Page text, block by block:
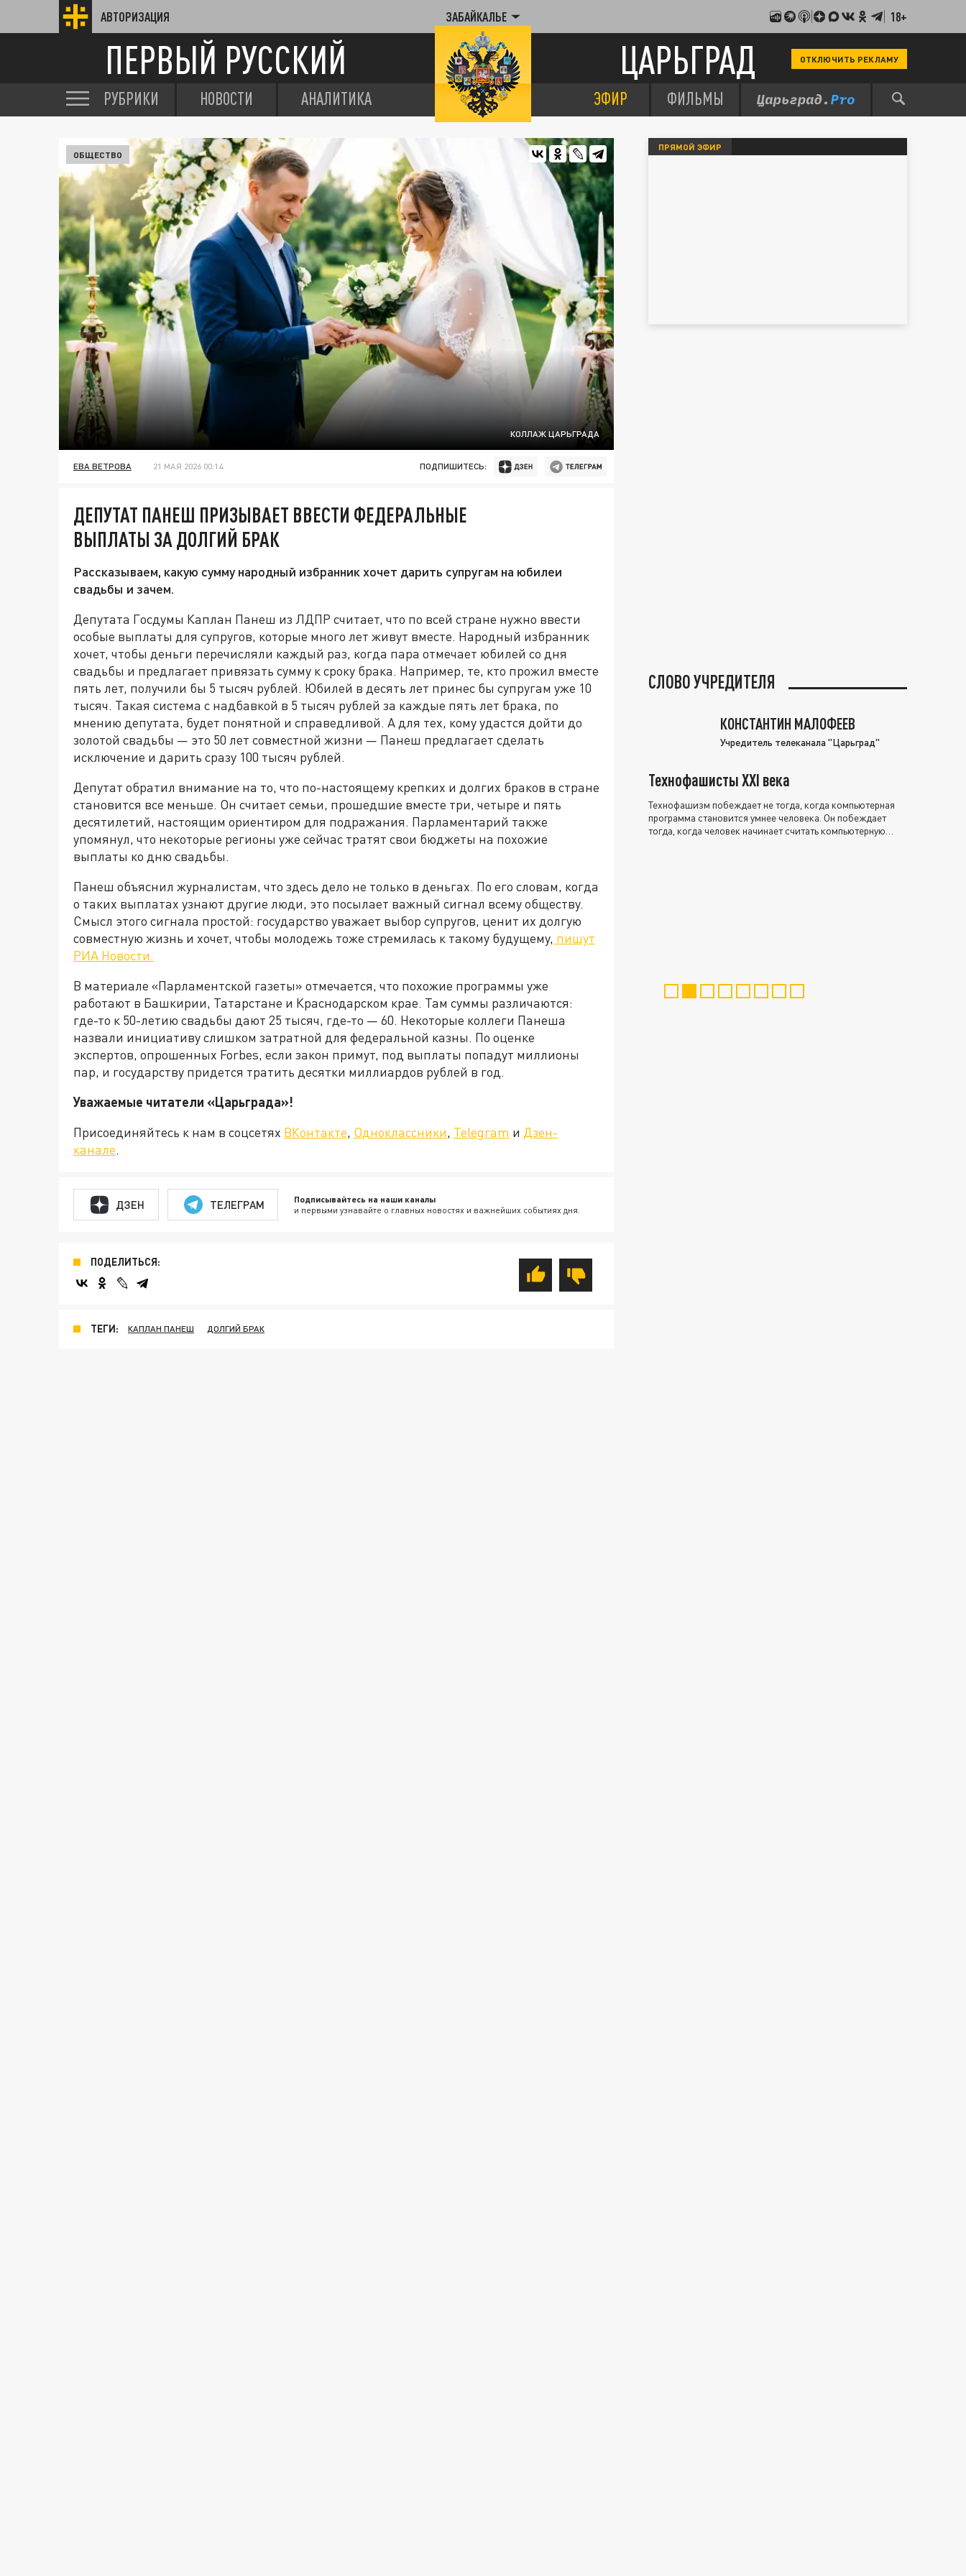
АВТОРИЗАЦИЯ ЗАБАЙКАЛЬЕ 18+
ПЕРВЫЙ РУССКИЙ ЦАРЬГРАД ОТКЛЮЧИТЬ РЕКЛАМУ
РУБРИКИ НОВОСТИ АНАЛИТИКА ЭФИР ФИЛЬМЫ
КОЛЛАЖ ЦАРЬГРАДА
ОБЩЕСТВО
ЕВА ВЕТРОВА 21 МАЯ 2026 00:14 ПОДПИШИТЕСЬ:
ДЕПУТАТ ПАНЕШ ПРИЗЫВАЕТ ВВЕСТИ ФЕДЕРАЛЬНЫЕ
ВЫПЛАТЫ ЗА ДОЛГИЙ БРАК
Рассказываем, какую сумму народный избранник хочет дарить супругам на юбилеи
свадьбы и зачем.
Депутата Госдумы Каплан Панеш из ЛДПР считает, что по всей стране нужно ввести
особые выплаты для супругов, которые много лет живут вместе. Народный избранник
хочет, чтобы деньги перечисляли каждый раз, когда пара отмечает юбилей со дня
свадьбы и предлагает привязать сумму к сроку брака. Например, те, кто прожил вместе
пять лет, получили бы 5 тысяч рублей. Юбилей в десять лет принес бы супругам уже 10
тысяч. Такая система с надбавкой в 5 тысяч рублей за каждые пять лет брака, по
мнению депутата, будет понятной и справедливой. А для тех, кому удастся дойти до
золотой свадьбы — это 50 лет совместной жизни — Панеш предлагает сделать
исключение и дарить сразу 100 тысяч рублей.
Депутат обратил внимание на то, что по-настоящему крепких и долгих браков в стране
становится все меньше. Он считает семьи, прошедшие вместе три, четыре и пять
десятилетий, настоящим ориентиром для подражания. Парламентарий также
упомянул, что некоторые регионы уже сейчас тратят свои бюджеты на похожие
выплаты ко дню свадьбы.
Панеш объяснил журналистам, что здесь дело не только в деньгах. По его словам, когда
о таких выплатах узнают другие люди, это посылает важный сигнал всему обществу.
Смысл этого сигнала простой: государство уважает выбор супругов, ценит их долгую
совместную жизнь и хочет, чтобы молодежь тоже стремилась к такому будущему, пишут
РИА Новости.
В материале «Парламентской газеты» отмечается, что похожие программы уже
работают в Башкирии, Татарстане и Краснодарском крае. Там суммы различаются:
где-то к 50-летию свадьбы дают 25 тысяч, где-то — 60. Некоторые коллеги Панеша
назвали инициативу слишком затратной для федеральной казны. По оценке
экспертов, опрошенных Forbes, если закон примут, под выплаты попадут миллионы
пар, и государству придется тратить десятки миллиардов рублей в год.
Уважаемые читатели «Царьграда»!
Присоединяйтесь к нам в соцсетях ВКонтакте, Одноклассники, Telegram и Дзен-
канале.
ДЗЕН ТЕЛЕГРАМ Подписывайтесь на наши каналы
и первыми узнавайте о главных новостях и важнейших событиях дня.
ПОДЕЛИТЬСЯ:
ТЕГИ: КАПЛАН ПАНЕШ ДОЛГИЙ БРАК
ПРЯМОЙ ЭФИР
СЛОВО УЧРЕДИТЕЛЯ
КОНСТАНТИН МАЛОФЕЕВ
Учредитель телеканала "Царьград"
Технофашисты XXI века
Технофашизм побеждает не тогда, когда компьютерная
программа становится умнее человека. Он побеждает
тогда, когда человек начинает считать компьютерную